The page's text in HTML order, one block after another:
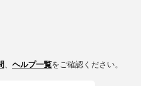
、 ヘルプ一覧をご確認ください。